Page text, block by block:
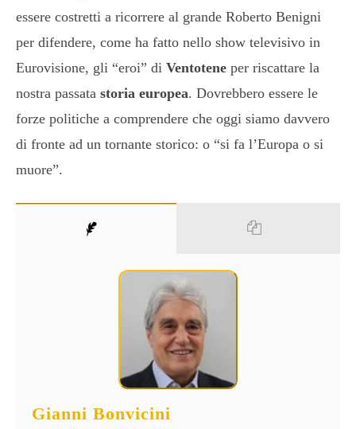
essere costretti a ricorrere al grande Roberto Benigni
per difendere, come ha fatto nello show televisivo in
Eurovisione, gli “eroi” di Ventotene per riscattare la
nostra passata storia europea. Dovrebbero essere le
forze politiche a comprendere che oggi siamo davvero
di fronte ad un tornante storico: o “si fa l’Europa o si
muore”.
Gianni Bonvicini